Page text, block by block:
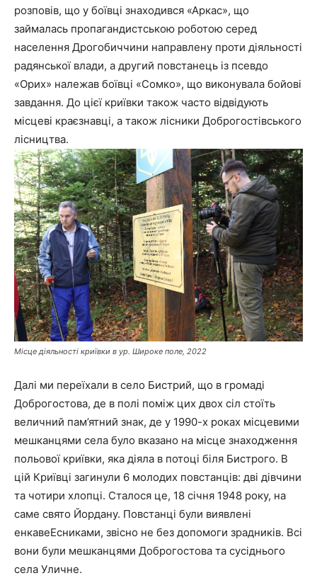
розповів, що у боївці знаходився «Аркас», що
займалась пропагандистською роботою серед
населення Дрогобиччини направлену проти діяльності
радянської влади, а другий повстанець із псевдо
«Орих» належав боївці «Сомко», що виконувала бойові
завдання. До цієї криївки також часто відвідують
місцеві краєзнавці, а також лісники Доброгостівського
лісництва.
Місце діяльності криївки в ур. Широке поле, 2022
Далі ми переїхали в село Бистрий, що в громаді
Доброгостова, де в полі поміж цих двох сіл стоїть
величний пам’ятний знак, де у 1990-х роках місцевими
мешканцями села було вказано на місце знаходження
польової криївки, яка діяла в потоці біля Бистрого. В
цій Криївці загинули 6 молодих повстанців: дві дівчини
та чотири хлопці. Сталося це, 18 січня 1948 року, на
саме свято Йордану. Повстанці були виявлені
енкавеЕсниками, звісно не без допомоги зрадників. Всі
вони були мешканцями Доброгостова та сусіднього
села Уличне.